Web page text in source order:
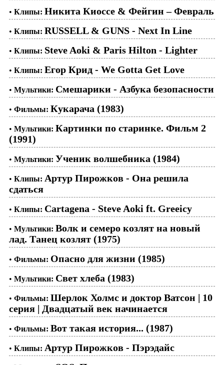
• Клипы: Никита Киоссе & Фейгин – Февраль
• Клипы: RUSSELL & GUNS - Next In Line
• Клипы: Steve Aoki & Paris Hilton - Lighter
• Клипы: Егор Крид - We Gotta Get Love
• Мультики: Смешарики - Азбука безопасности
• Фильмы: Кукарача (1983)
• Мультики: Картинки по старинке. Фильм 2
(1991)
• Мультики: Ученик волшебника (1984)
• Клипы: Артур Пирожков - Она решила
сдаться
• Клипы: Cartagena - Steve Aoki ft. Greeicy
• Мультики: Волк и семеро козлят на новый
лад. Танец козлят (1975)
• Фильмы: Опасно для жизни (1985)
• Мультики: Свет хлеба (1983)
• Фильмы: Шерлок Холмс и доктор Ватсон | 10
серия | Двадцатый век начинается
• Фильмы: Вот такая история... (1987)
• Клипы: Артур Пирожков - Пэрэдайс